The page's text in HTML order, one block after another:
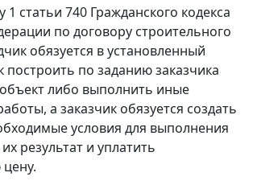
1 статьи 740 Гражданского кодекса
по договору строительного
обязуется в установленный
построить по заданию заказчика
либо выполнить иные
а заказчик обязуется создать
условия для выполнения
результат и уплатить